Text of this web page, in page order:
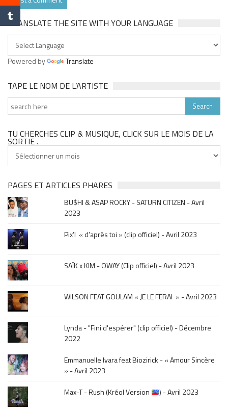
TRANSLATE THE SITE WITH YOUR LANGUAGE
Powered by Translate
TAPE LE NOM DE L’ARTISTE
TU CHERCHES CLIP & MUSIQUE, CLICK SUR LE MOIS DE LA
SORTIE .
cherches
&
musique,
click
sur
le
mois
de
la
sortie
PAGES ET ARTICLES PHARES
BU$HI & ASAP ROCKY - SATURN CITIZEN - Avril
2023
Pix’l « d’après toi » (clip officiel) - Avril 2023
SAÏK x KIM - OWAY (Clip officiel) - Avril 2023
WILSON FEAT GOULAM « JE LE FERAI » - Avril 2023
Lynda - "Fini d'espérer" (clip officiel) - Décembre
2022
Emmanuelle Ivara feat Biozirick - « Amour Sincère
» - Avril 2023
Max-T - Rush (Kréol Version
) - Avril 2023